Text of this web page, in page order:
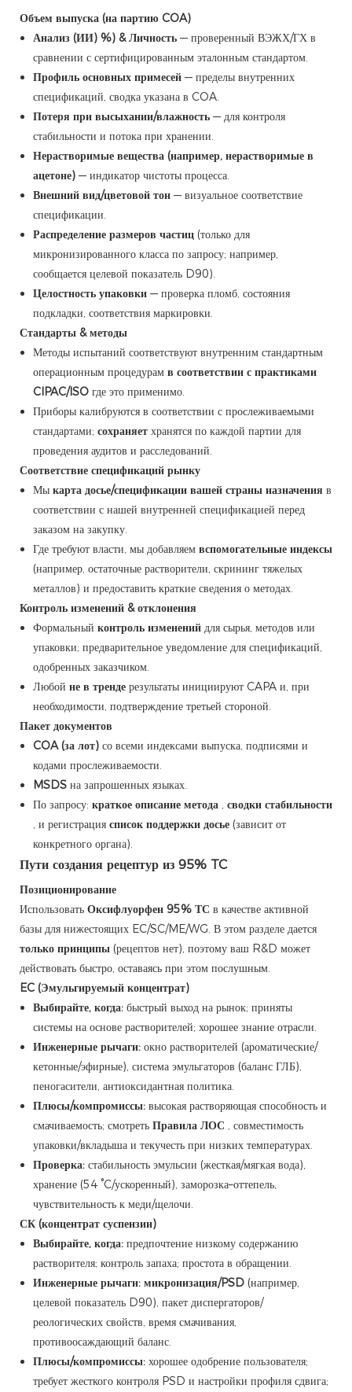
Объем выпуска (на партию COA)
Анализ (ИИ) %) & Личность — проверенный ВЭЖХ/ГХ в
сравнении с сертифицированным эталонным стандартом.
Профиль основных примесей — пределы внутренних
спецификаций, сводка указана в COA.
Потеря при высыхании/влажность — для контроля
стабильности и потока при хранении.
Нерастворимые вещества (например, нерастворимые в
ацетоне) — индикатор чистоты процесса.
Внешний вид/цветовой тон — визуальное соответствие
спецификации.
Распределение размеров частиц (только для
микронизированного класса по запросу; например,
сообщается целевой показатель D90).
Целостность упаковки — проверка пломб, состояния
подкладки, соответствия маркировки.
Стандарты & методы
Методы испытаний соответствуют внутренним стандартным
операционным процедурам в соответствии с практиками
CIPAC/ISO где это применимо.
Приборы калибруются в соответствии с прослеживаемыми
стандартами; сохраняет хранятся по каждой партии для
проведения аудитов и расследований.
Соответствие спецификаций рынку
Мы карта досье/спецификации вашей страны назначения в
соответствии с нашей внутренней спецификацией перед
заказом на закупку.
Где требуют власти, мы добавляем вспомогательные индексы
(например, остаточные растворители, скрининг тяжелых
металлов) и предоставить краткие сведения о методах.
Контроль изменений & отклонения
Формальный контроль изменений для сырья, методов или
упаковки; предварительное уведомление для спецификаций,
одобренных заказчиком.
Любой не в тренде результаты инициируют CAPA и, при
необходимости, подтверждение третьей стороной.
Пакет документов
COA (за лот) со всеми индексами выпуска, подписями и
кодами прослеживаемости.
MSDS на запрошенных языках.
По запросу: краткое описание метода , сводки стабильности
, и регистрация список поддержки досье (зависит от
конкретного органа).
Пути создания рецептур из 95% TC
Позиционирование
Использовать Оксифлуорфен 95% ТС в качестве активной
базы для нижестоящих EC/SC/ME/WG. В этом разделе дается
только принципы (рецептов нет), поэтому ваш R&D может
действовать быстро, оставаясь при этом послушным.
EC (Эмульгируемый концентрат)
Выбирайте, когда: быстрый выход на рынок; приняты
системы на основе растворителей; хорошее знание отрасли.
Инженерные рычаги: окно растворителей (ароматические/
кетонные/эфирные), система эмульгаторов (баланс ГЛБ),
пеногасители, антиоксидантная политика.
Плюсы/компромиссы: высокая растворяющая способность и
смачиваемость; смотреть Правила ЛОС , совместимость
упаковки/вкладыша и текучесть при низких температурах.
Проверка: стабильность эмульсии (жесткая/мягкая вода),
хранение (54 °C/ускоренный), заморозка–оттепель,
чувствительность к меди/щелочи.
СК (концентрат суспензии)
Выбирайте, когда: предпочтение низкому содержанию
растворителя; контроль запаха; простота в обращении.
Инженерные рычаги: микронизация/PSD (например,
целевой показатель D90), пакет диспергаторов/
реологических свойств, время смачивания,
противоосаждающий баланс.
Плюсы/компромиссы: хорошее одобрение пользователя;
требует жесткого контроля PSD и настройки профиля сдвига;